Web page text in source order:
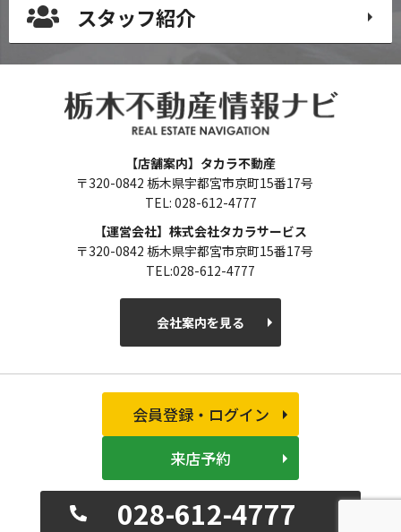
スタッフ紹介
【店舗案内】タカラ不動産
〒320-0842 栃木県宇都宮市京町15番17号
TEL: 028-612-4777
【運営会社】株式会社タカラサービス
〒320-0842 栃木県宇都宮市京町15番17号
TEL:028-612-4777
会社案内を見る
会員登録・ログイン
来店予約
028-612-4777